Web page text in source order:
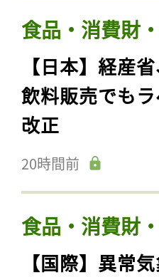
食品・消費財
【日本】経産
飲料販売でも
改正
20時間前
食品・消費財
【国際】異常